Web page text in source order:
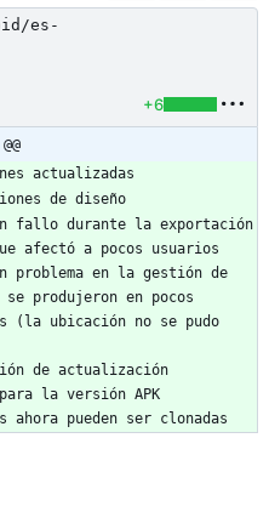
es-
+6
fallo durante la exportación
problema en la gestión de
se produjeron en pocos
(la ubicación no se pudo
de actualización
ahora pueden ser clonadas